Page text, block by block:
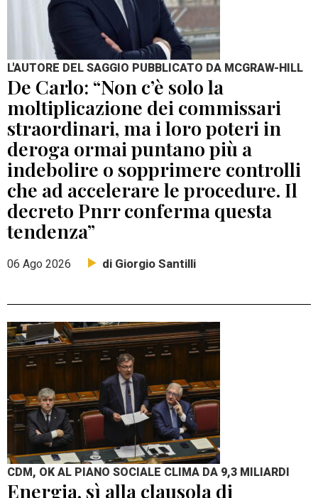
L'AUTORE DEL SAGGIO PUBBLICATO DA MCGRAW-HILL
De Carlo: “Non c’è solo la
moltiplicazione dei commissari
straordinari, ma i loro poteri in
deroga ormai puntano più a
indebolire o sopprimere controlli
che ad accelerare le procedure. Il
decreto Pnrr conferma questa
tendenza”
06 Ago 2026 di Giorgio Santilli
CDM, OK AL PIANO SOCIALE CLIMA DA 9,3 MILIARDI
Energia, sì alla clausola di